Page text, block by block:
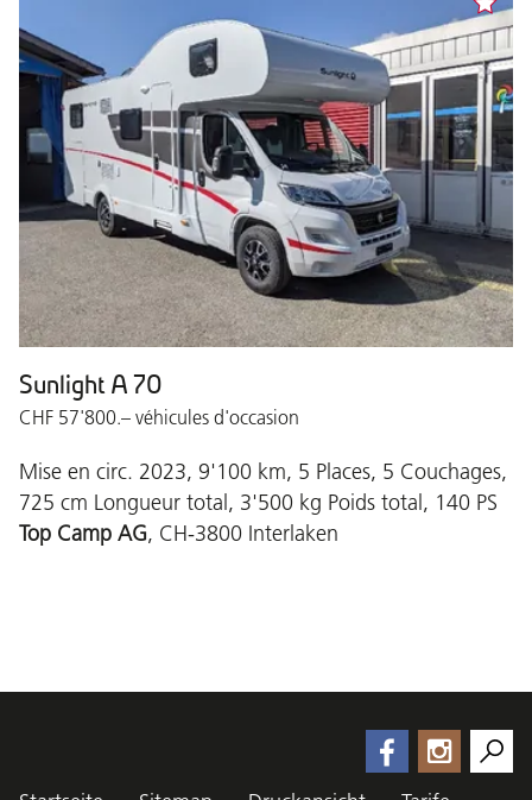
Sunlight A 70
CHF 57'800.– véhicules d'occasion
Mise en circ. 2023, 9'100 km, 5 Places, 5 Couchages,
725 cm Longueur total, 3'500 kg Poids total, 140 PS
Top Camp AG, CH-3800 Interlaken